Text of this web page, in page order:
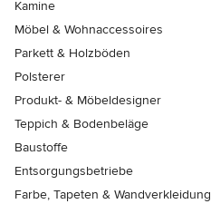
Kamine
Möbel & Wohnaccessoires
Parkett & Holzböden
Polsterer
Produkt- & Möbeldesigner
Teppich & Bodenbeläge
Baustoffe
Entsorgungsbetriebe
Farbe, Tapeten & Wandverkleidung